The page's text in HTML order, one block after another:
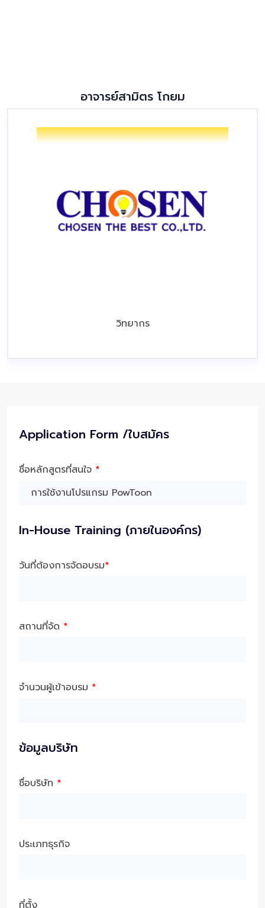
อาจารย์สามิตร โกยม
วิทยากร
Application Form /ใบสมัคร
ชื่อหลักสูตรที่สนใจ *
In-House Training (ภายในองค์กร)
วันที่ต้องการจัดอบรม*
สถานที่จัด *
จำนวนผู้เข้าอบรม *
ข้อมูลบริษัท
ชื่อบริษัท *
ประเภทธุรกิจ
ที่ตั้ง